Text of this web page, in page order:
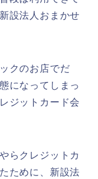
設法人おまかせ
クのお店でだ
になってしまっ
ジットカード会
らクレジットカ
ために、新設法